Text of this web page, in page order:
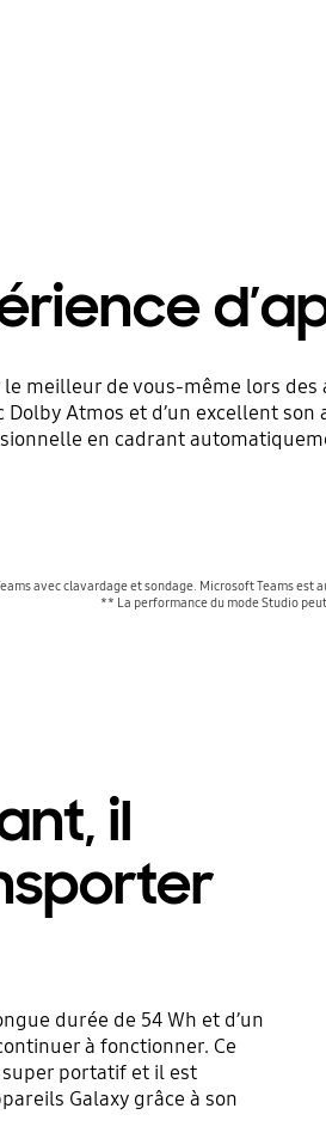
meilleur de vous-même lors
Dolby Atmos et d’un excellent
en cadrant
avec clavardage et sondage. Microsoft Teams
** La performance du mode Studio
il
durée de 54 Wh et d’un
à fonctionner. Ce
portatif et il est
Galaxy grâce à son